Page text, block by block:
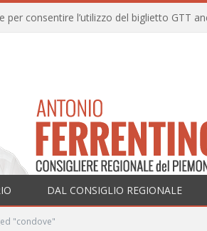
DAL CONSIGLIO REGIONALE
"condove"